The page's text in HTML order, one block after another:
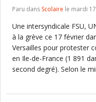
Paru dans Scolaire le mardi
Une intersyndicale FSU,
à la grève ce 17 février
Versailles pour protester
en Ile-de-France (1 891
second degré). Selon le